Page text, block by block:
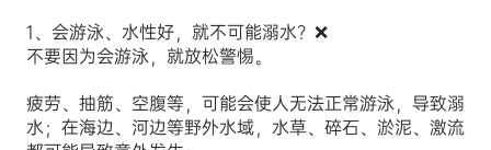
1、会游泳、水性好，就不可能溺水？❌
不要因为会游泳，就放松警惕。
疲劳、抽筋、空腹等，可能会使人无法正常游泳，导致溺
水；在海边、河边等野外水域，水草、碎石、淤泥、激流